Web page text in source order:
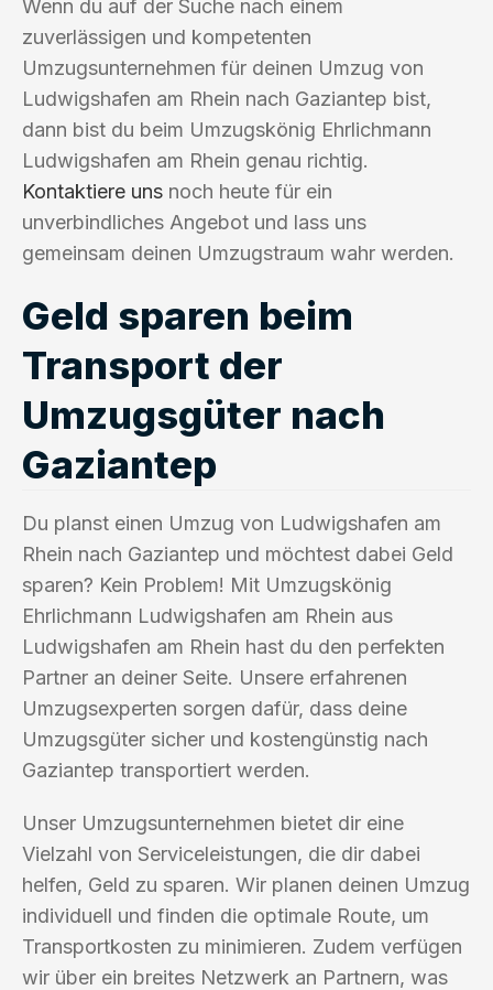
Wenn du auf der Suche nach einem
zuverlässigen und kompetenten
Umzugsunternehmen für deinen Umzug von
Ludwigshafen am Rhein nach Gaziantep bist,
dann bist du beim Umzugskönig Ehrlichmann
Ludwigshafen am Rhein genau richtig.
Kontaktiere uns noch heute für ein
unverbindliches Angebot und lass uns
gemeinsam deinen Umzugstraum wahr werden.
Geld sparen beim
Transport der
Umzugsgüter nach
Gaziantep
Du planst einen Umzug von Ludwigshafen am
Rhein nach Gaziantep und möchtest dabei Geld
sparen? Kein Problem! Mit Umzugskönig
Ehrlichmann Ludwigshafen am Rhein aus
Ludwigshafen am Rhein hast du den perfekten
Partner an deiner Seite. Unsere erfahrenen
Umzugsexperten sorgen dafür, dass deine
Umzugsgüter sicher und kostengünstig nach
Gaziantep transportiert werden.
Unser Umzugsunternehmen bietet dir eine
Vielzahl von Serviceleistungen, die dir dabei
helfen, Geld zu sparen. Wir planen deinen Umzug
individuell und finden die optimale Route, um
Transportkosten zu minimieren. Zudem verfügen
wir über ein breites Netzwerk an Partnern, was